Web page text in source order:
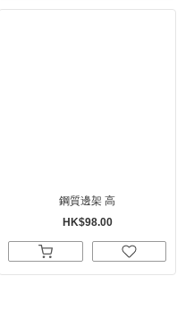
鋼質邊架 高
HK$98.00